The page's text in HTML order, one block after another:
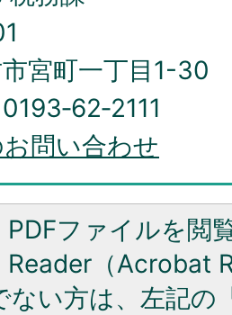
宮町一丁目1-30
問い合わせ
PDFファイルを閲
Reader（Acrobat
ない方は、左記の